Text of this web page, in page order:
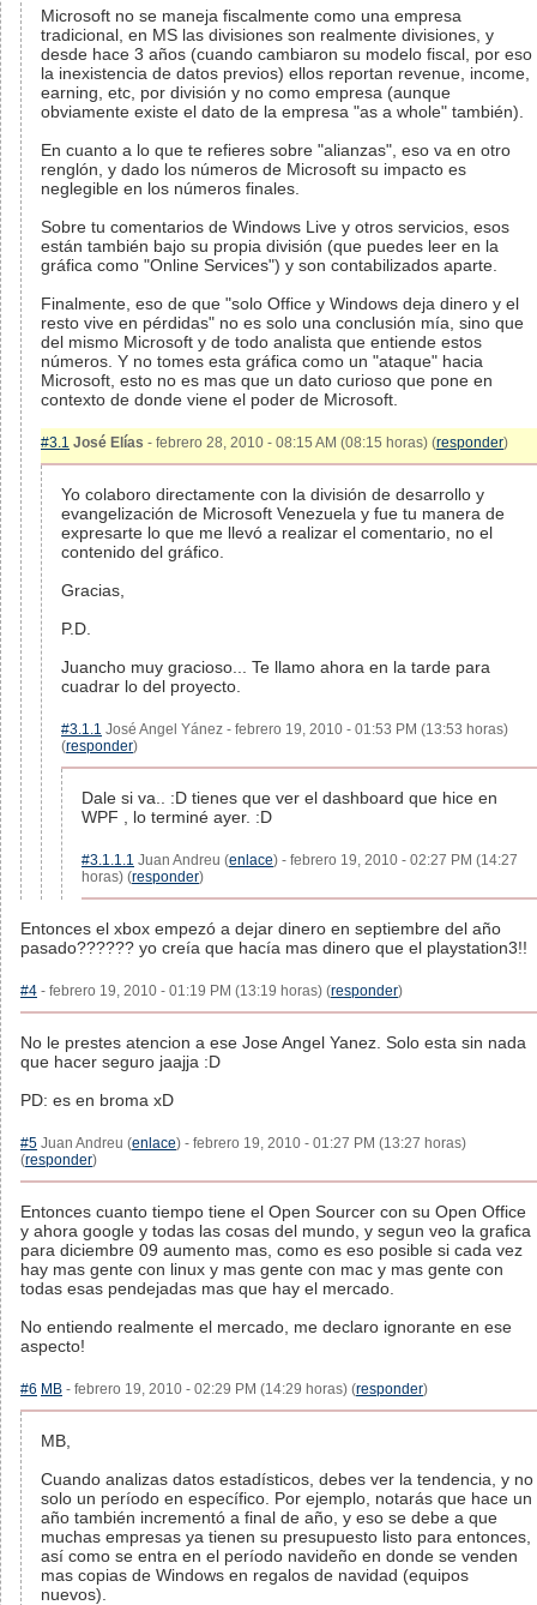
Microsoft no se maneja fiscalmente como una empresa
tradicional, en MS las divisiones son realmente divisiones, y
desde hace 3 años (cuando cambiaron su modelo fiscal, por eso
la inexistencia de datos previos) ellos reportan revenue, income,
earning, etc, por división y no como empresa (aunque
obviamente existe el dato de la empresa "as a whole" también).
En cuanto a lo que te refieres sobre "alianzas", eso va en otro
renglón, y dado los números de Microsoft su impacto es
neglegible en los números finales.
Sobre tu comentarios de Windows Live y otros servicios, esos
están también bajo su propia división (que puedes leer en la
gráfica como "Online Services") y son contabilizados aparte.
Finalmente, eso de que "solo Office y Windows deja dinero y el
resto vive en pérdidas" no es solo una conclusión mía, sino que
del mismo Microsoft y de todo analista que entiende estos
números. Y no tomes esta gráfica como un "ataque" hacia
Microsoft, esto no es mas que un dato curioso que pone en
contexto de donde viene el poder de Microsoft.
#3.1 José Elías - febrero 28, 2010 - 08:15 AM (08:15 horas) (responder)
Yo colaboro directamente con la división de desarrollo y
evangelización de Microsoft Venezuela y fue tu manera de
expresarte lo que me llevó a realizar el comentario, no el
contenido del gráfico.
Gracias,
P.D.
Juancho muy gracioso... Te llamo ahora en la tarde para
cuadrar lo del proyecto.
#3.1.1 José Angel Yánez - febrero 19, 2010 - 01:53 PM (13:53 horas)
(responder)
Dale si va.. :D tienes que ver el dashboard que hice en
WPF , lo terminé ayer. :D
#3.1.1.1 Juan Andreu (enlace) - febrero 19, 2010 - 02:27 PM (14:27
horas) (responder)
Entonces el xbox empezó a dejar dinero en septiembre del año
pasado?????? yo creía que hacía mas dinero que el playstation3!!
#4 - febrero 19, 2010 - 01:19 PM (13:19 horas) (responder)
No le prestes atencion a ese Jose Angel Yanez. Solo esta sin nada
que hacer seguro jaajja :D
PD: es en broma xD
#5 Juan Andreu (enlace) - febrero 19, 2010 - 01:27 PM (13:27 horas)
(responder)
Entonces cuanto tiempo tiene el Open Sourcer con su Open Office
y ahora google y todas las cosas del mundo, y segun veo la grafica
para diciembre 09 aumento mas, como es eso posible si cada vez
hay mas gente con linux y mas gente con mac y mas gente con
todas esas pendejadas mas que hay el mercado.
No entiendo realmente el mercado, me declaro ignorante en ese
aspecto!
#6 MB - febrero 19, 2010 - 02:29 PM (14:29 horas) (responder)
MB,
Cuando analizas datos estadísticos, debes ver la tendencia, y no
solo un período en específico. Por ejemplo, notarás que hace un
año también incrementó a final de año, y eso se debe a que
muchas empresas ya tienen su presupuesto listo para entonces,
así como se entra en el período navideño en donde se venden
mas copias de Windows en regalos de navidad (equipos
nuevos).